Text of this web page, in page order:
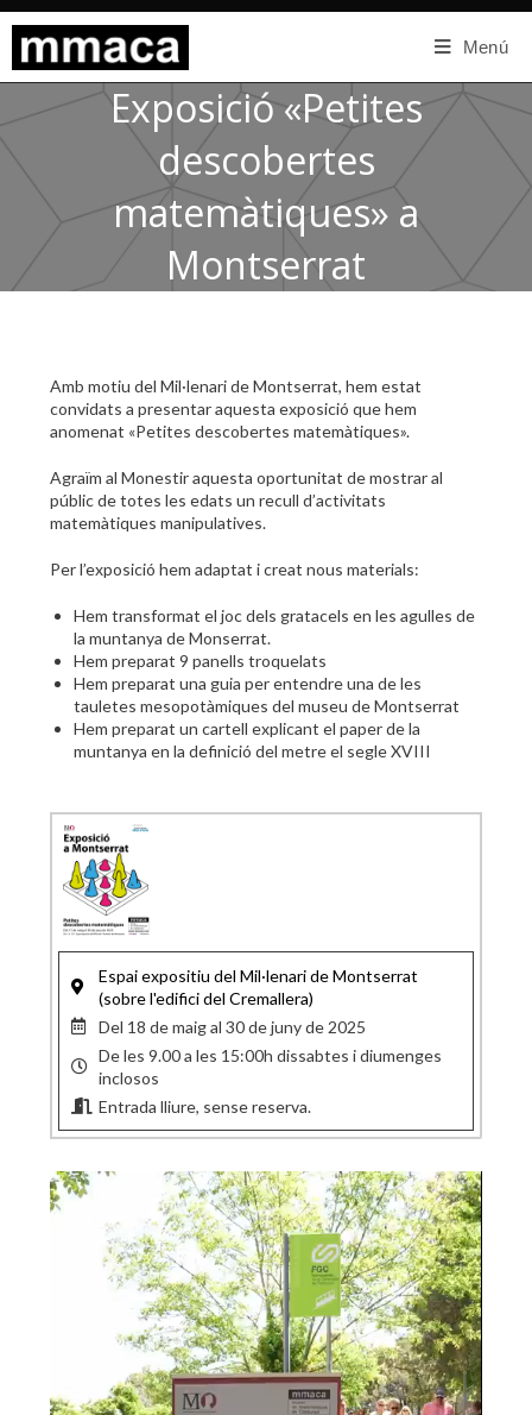
Menú
Exposició «Petites
descobertes
matemàtiques» a
Montserrat
Amb motiu del Mil·lenari de Montserrat, hem estat
convidats a presentar aquesta exposició que hem
anomenat «Petites descobertes matemàtiques».
Agraïm al Monestir aquesta oportunitat de mostrar al
públic de totes les edats un recull d’activitats
matemàtiques manipulatives.
Per l’exposició hem adaptat i creat nous materials:
Hem transformat el joc dels gratacels en les agulles de
la muntanya de Monserrat.
Hem preparat 9 panells troquelats
Hem preparat una guia per entendre una de les
tauletes mesopotàmiques del museu de Montserrat
Hem preparat un cartell explicant el paper de la
muntanya en la definició del metre el segle XVIII
Espai expositiu del Mil·lenari de Montserrat
(sobre l'edifici del Cremallera)
Del 18 de maig al 30 de juny de 2025
De les 9.00 a les 15:00h dissabtes i diumenges
inclosos
Entrada lliure, sense reserva.